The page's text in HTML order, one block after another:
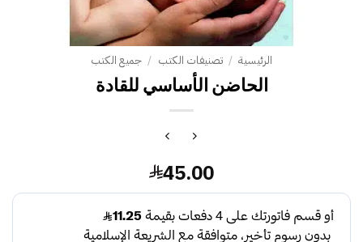
الرئيسية / تصنيفات الكتب / جميع الكتب
الحاضن الأساسي للقادة
45.00